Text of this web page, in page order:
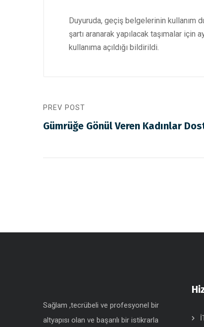
Duyuruda, geçiş belgelerinin kullanım
şartı aranarak yapılacak taşımalar
kullanıma açıldığı bildirildi.
PREV POST
Gümrüğe Gönül Veren Kadınlar
Sağlam ,tecrübeli ve profesyonel bir
altyapısı olan ve başarılı bir istikrarla